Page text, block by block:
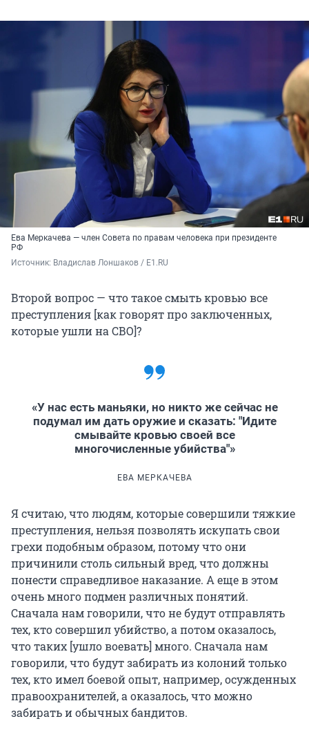
Ева Меркачева — член Совета по правам человека при президенте
РФ
Источник: Владислав Лоншаков / E1.RU
Второй вопрос — что такое смыть кровью все
преступления [как говорят про заключенных,
которые ушли на СВО]?
«У нас есть маньяки, но никто же сейчас не
подумал им дать оружие и сказать: "Идите
смывайте кровью своей все
многочисленные убийства"»
ЕВА МЕРКАЧЕВА
Я считаю, что людям, которые совершили тяжкие
преступления, нельзя позволять искупать свои
грехи подобным образом, потому что они
причинили столь сильный вред, что должны
понести справедливое наказание. А еще в этом
очень много подмен различных понятий.
Сначала нам говорили, что не будут отправлять
тех, кто совершил убийство, а потом оказалось,
что таких [ушло воевать] много. Сначала нам
говорили, что будут забирать из колоний только
тех, кто имел боевой опыт, например, осужденных
правоохранителей, а оказалось, что можно
забирать и обычных бандитов.